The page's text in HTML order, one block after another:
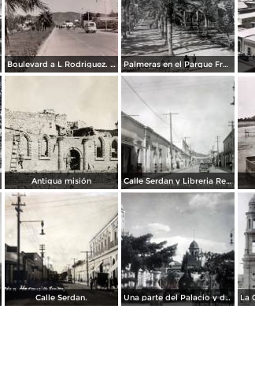
Boulevard a L Rodriguez. ( Circulada el 7 de Agosto de 1961 ). Palmeras en el Parque Francisco I Madero.
Antigua misión Calle Serdan y Libreria Renacimiento.
Calle Serdan. Una parte del Palacio y de la Plaza ( Circulada el 9 de Enero de 1911 ).